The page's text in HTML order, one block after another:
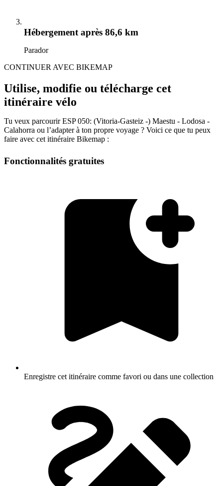
Hébergementaprès 86,6 km
Parador
CONTINUER AVEC BIKEMAP
Utilise, modifie ou télécharge cet
itinéraire vélo
Tu veux parcourir ESP 050: (Vitoria-Gasteiz -) Maestu - Lodosa -
Calahorra ou l’adapter à ton propre voyage ? Voici ce que tu peux
faire avec cet itinéraire Bikemap :
Fonctionnalités gratuites
Enregistre cet itinéraire comme favori ou dans une collection